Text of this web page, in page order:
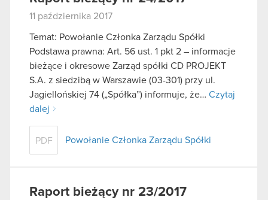
11 października 2017
Temat: Powołanie Członka Zarządu Spółki
Podstawa prawna: Art. 56 ust. 1 pkt 2 – informacje
bieżące i okresowe Zarząd spółki CD PROJEKT
S.A. z siedzibą w Warszawie (03-301) przy ul.
Jagiellońskiej 74 („Spółka”) informuje, że… Czytaj
dalej
PDF Powołanie Członka Zarządu Spółki
Raport bieżący nr 23/2017